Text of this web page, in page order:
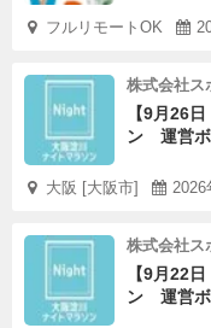
フルリモートOK
株式会社ス
【9月26
ン 運営ボ
大阪 [大阪市] 2026
株式会社ス
【9月22
ン 運営ボ